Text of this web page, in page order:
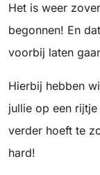
Het is weer
begonnen! En
voorbij laten
Hierbij hebben
jullie op een
verder hoeft te
hard!